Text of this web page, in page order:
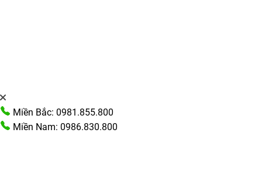
Miền Bắc: 0981.855.800
Miền Nam: 0986.830.800